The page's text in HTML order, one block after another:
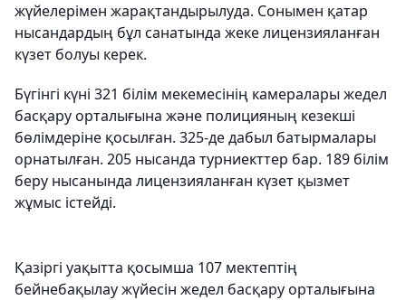
жүйелерімен жарақтандырылуда. Сонымен қатар
нысандардың бұл санатында жеке лицензияланған
күзет болуы керек.
Бүгінгі күні 321 білім мекемесінің камералары жедел
басқару орталығына және полицияның кезекші
бөлімдеріне қосылған. 325-де дабыл батырмалары
орнатылған. 205 нысанда турниекттер бар. 189 білім
беру нысанында лицензияланған күзет қызмет
жұмыс істейді.
Қазіргі уақытта қосымша 107 мектептің
бейнебақылау жүйесін жедел басқару орталығына